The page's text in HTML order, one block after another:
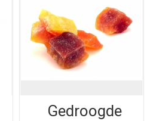
Gedroogde